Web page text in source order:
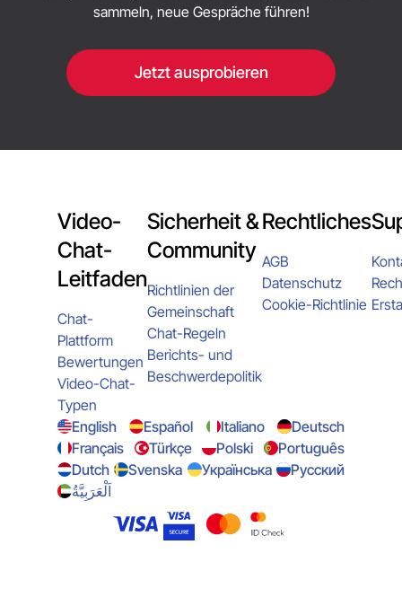
sammeln, neue Gespräche führen!
Jetzt ausprobieren
Video-
Chat-
Leitfaden
Chat-
Plattform
Bewertungen
Video-Chat-
Typen
Sicherheit &
Community
Richtlinien der
Gemeinschaft
Chat-Regeln
Berichts- und
Beschwerdepolitik
Rechtliches
AGB
Datenschutz
Cookie-Richtlinie
English Español Italiano
Deutsch
Français
Türkçe Polski
Português
Dutch
Svenska Українська
Русский
اَلْعَرَبِيَّةُ